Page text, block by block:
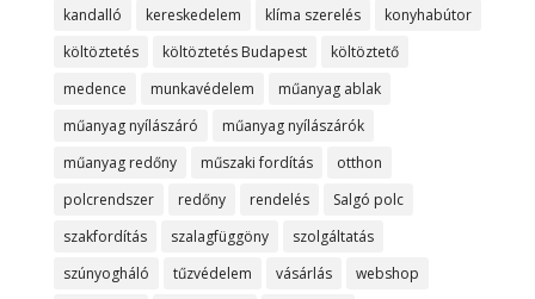
kandalló
kereskedelem klíma szerelés
konyhabútor
költöztetés
költöztetés Budapest
költöztető
medence
munkavédelem
műanyag ablak
műanyag nyílászáró
műanyag nyílászárók
műanyag redőny
műszaki fordítás
otthon
polcrendszer
redőny rendelés
Salgó polc
szakfordítás
szalagfüggöny
szolgáltatás
szúnyogháló
tűzvédelem vásárlás webshop